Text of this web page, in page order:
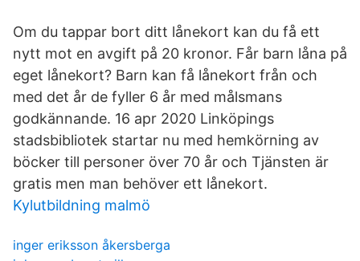
Om du tappar bort ditt lånekort kan du få ett
nytt mot en avgift på 20 kronor. Får barn låna på
eget lånekort? Barn kan få lånekort från och
med det år de fyller 6 år med målsmans
godkännande. 16 apr 2020 Linköpings
stadsbibliotek startar nu med hemkörning av
böcker till personer över 70 år och Tjänsten är
gratis men man behöver ett lånekort.
Kylutbildning malmö
inger eriksson åkersberga